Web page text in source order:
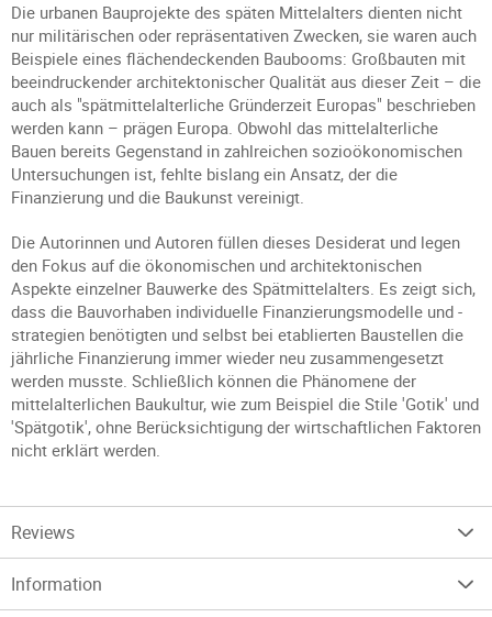
Die urbanen Bauprojekte des späten Mittelalters dienten nicht
nur militärischen oder repräsentativen Zwecken, sie waren auch
Beispiele eines flächendeckenden Baubooms: Großbauten mit
beeindruckender architektonischer Qualität aus dieser Zeit – die
auch als "spätmittelalterliche Gründerzeit Europas" beschrieben
werden kann – prägen Europa. Obwohl das mittelalterliche
Bauen bereits Gegenstand in zahlreichen sozioökonomischen
Untersuchungen ist, fehlte bislang ein Ansatz, der die
Finanzierung und die Baukunst vereinigt.
Die Autorinnen und Autoren füllen dieses Desiderat und legen
den Fokus auf die ökonomischen und architektonischen
Aspekte einzelner Bauwerke des Spätmittelalters. Es zeigt sich,
dass die Bauvorhaben individuelle Finanzierungsmodelle und -
strategien benötigten und selbst bei etablierten Baustellen die
jährliche Finanzierung immer wieder neu zusammengesetzt
werden musste. Schließlich können die Phänomene der
mittelalterlichen Baukultur, wie zum Beispiel die Stile 'Gotik' und
'Spätgotik', ohne Berücksichtigung der wirtschaftlichen Faktoren
nicht erklärt werden.
Reviews
Information